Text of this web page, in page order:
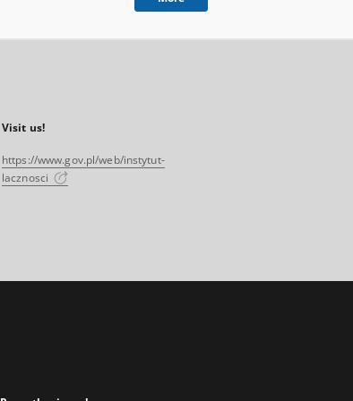
Visit us!
https://www.gov.pl/web/instytut-
lacznosci